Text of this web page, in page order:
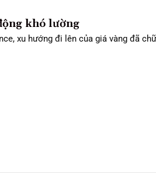
khó lường
xu hướng đi lên của giá vàng đã